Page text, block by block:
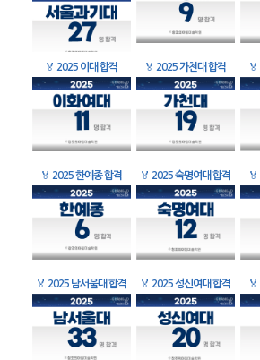
🏅 2025 이대 합격 🏅 2025 가천대 합격 🏅
🏅 2025 한예종 합격 🏅 2025 숙명여대 합격 🏅
🏅 2025 남서울대 합격 🏅 2025 성신여대 합격 🏅